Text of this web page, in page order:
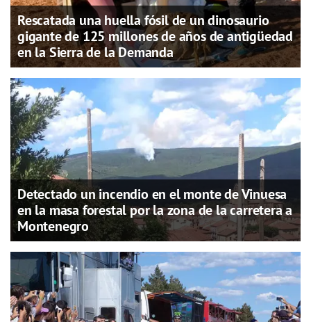
Rescatada una huella fósil de un dinosaurio
gigante de 125 millones de años de antigüedad
en la Sierra de la Demanda
Detectado un incendio en el monte de Vinuesa
en la masa forestal por la zona de la carretera a
Montenegro